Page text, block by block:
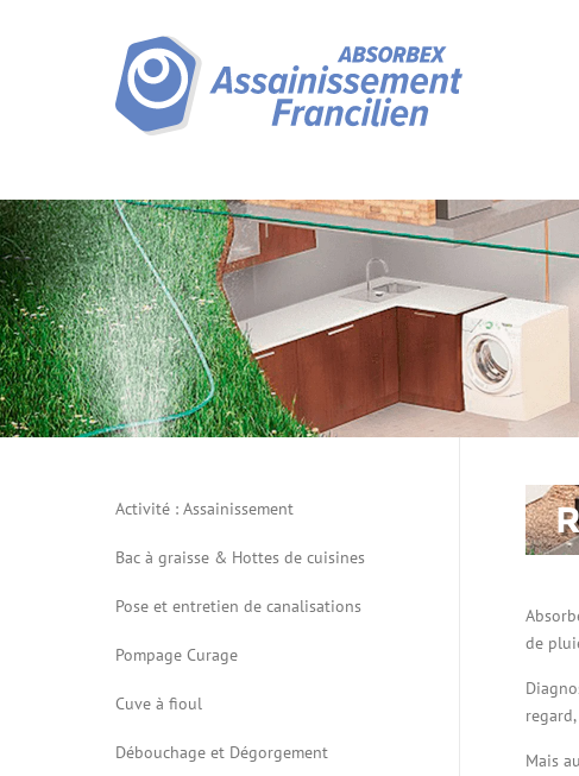
Activité : Assainissement
Bac à graisse & Hottes de cuisines
Pose et entretien de canalisations
Pompage Curage
Cuve à fioul
Débouchage et Dégorgement
de
Mais